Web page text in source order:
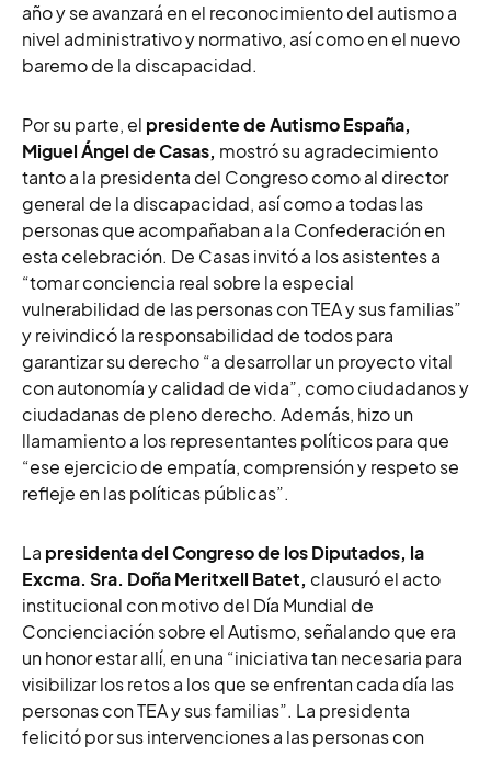
año y se avanzará en el reconocimiento del autismo a
nivel administrativo y normativo, así como en el nuevo
baremo de la discapacidad.
Por su parte, el presidente de Autismo España,
Miguel Ángel de Casas, mostró su agradecimiento
tanto a la presidenta del Congreso como al director
general de la discapacidad, así como a todas las
personas que acompañaban a la Confederación en
esta celebración. De Casas invitó a los asistentes a
“tomar conciencia real sobre la especial
vulnerabilidad de las personas con TEA y sus familias”
y reivindicó la responsabilidad de todos para
garantizar su derecho “a desarrollar un proyecto vital
con autonomía y calidad de vida”, como ciudadanos y
ciudadanas de pleno derecho. Además, hizo un
llamamiento a los representantes políticos para que
“ese ejercicio de empatía, comprensión y respeto se
refleje en las políticas públicas”.
La presidenta del Congreso de los Diputados, la
Excma. Sra. Doña Meritxell Batet, clausuró el acto
institucional con motivo del Día Mundial de
Concienciación sobre el Autismo, señalando que era
un honor estar allí, en una “iniciativa tan necesaria para
visibilizar los retos a los que se enfrentan cada día las
personas con TEA y sus familias”. La presidenta
felicitó por sus intervenciones a las personas con